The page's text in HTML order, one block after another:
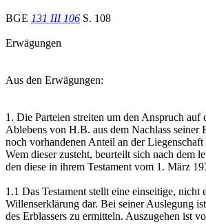
BGE 131 III 106 S. 108
Erwägungen
Aus den Erwägungen:
1. Die Parteien streiten um den Anspruch auf
Ablebens von H.B. aus dem Nachlass seiner
noch vorhandenen Anteil an der Liegenschaft
Wem dieser zusteht, beurteilt sich nach dem
den diese in ihrem Testament vom 1. März
1.1 Das Testament stellt eine einseitige, nicht
Willenserklärung dar. Bei seiner Auslegung
des Erblassers zu ermitteln. Auszugehen ist